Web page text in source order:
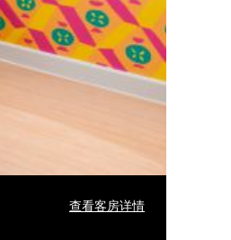
查看客房详情